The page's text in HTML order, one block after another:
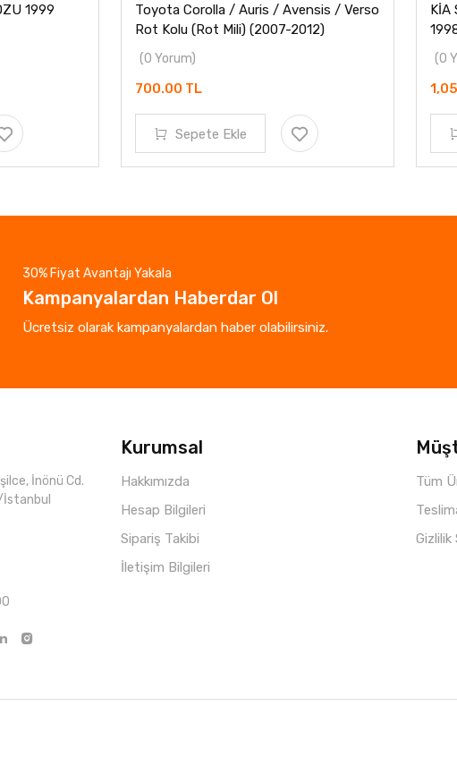
1999
Toyota Corolla / Auris / Avensis / Verso
Rot Kolu (Rot Mili) (2007-2012)
(0 Yorum)
700.00 TL
Sepete Ekle
KİA
(0
30% Fiyat Avantajı Yakala
Kampanyalardan Haberdar Ol
Ücretsiz olarak kampanyalardan haber olabilirsiniz.
İnönü Cd.
İstanbul
Kurumsal
Hakkımızda
Hesap Bilgileri
Sipariş Takibi
İletişim Bilgileri
Tüm
Gizlilik